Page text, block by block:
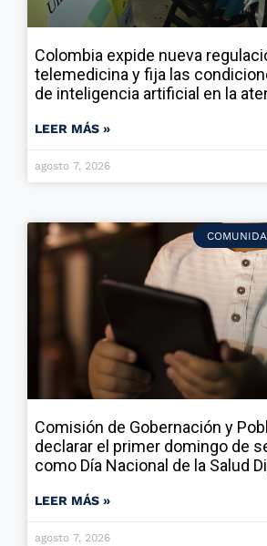
Colombia expide nueva
telemedicina y fija las
de inteligencia artificial en la
LEER MÁS »
agosto 7, 2026
Comisión de Gobernación y
declarar el primer domingo de
como Día Nacional de la Salud
LEER MÁS »
agosto 7, 2026